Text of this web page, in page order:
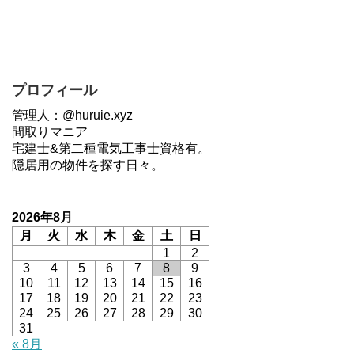
プロフィール
管理人：@huruie.xyz
間取りマニア
宅建士&第二種電気工事士資格有。
隠居用の物件を探す日々。
2026年8月
月
火 水 木 金 土
日
1
2
3
4 5 6 7 8
9
10
11 12 13 14 15
16
17
18 19 20 21 22
23
24
25 26 27 28 29
30
31
« 8月